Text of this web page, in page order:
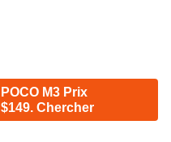
POCO M3 Prix
$149. Chercher